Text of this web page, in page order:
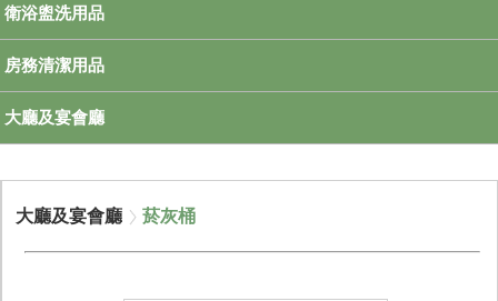
衛浴盥洗用品
房務清潔用品
大廳及宴會廳
大廳及宴會廳 菸灰桶